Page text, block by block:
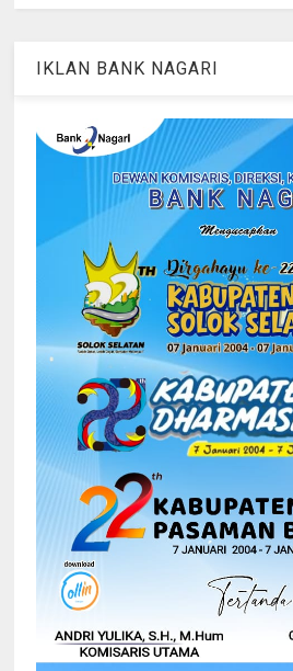
IKLAN BANK NAGARI